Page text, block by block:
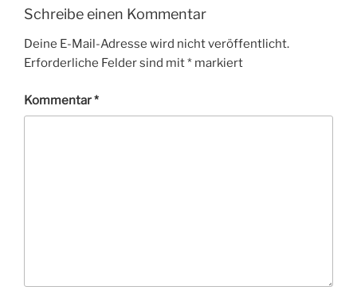
Schreibe einen Kommentar
Deine E-Mail-Adresse wird nicht veröffentlicht.
Erforderliche Felder sind mit* markiert
Kommentar*